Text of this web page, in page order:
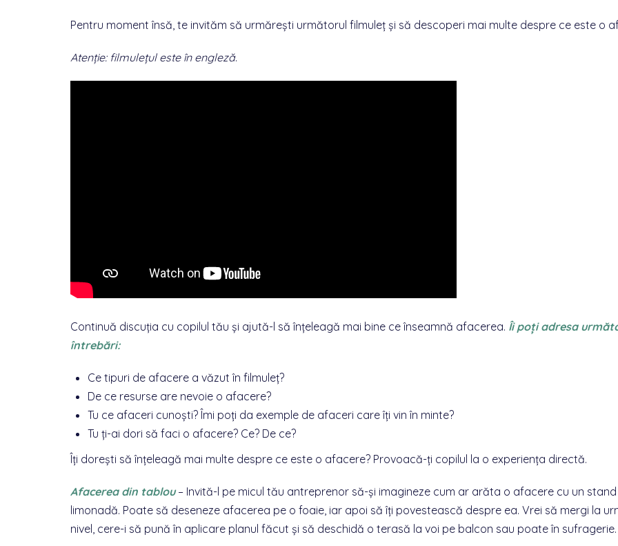
Pentru moment însă, te invităm să urmărești următorul filmuleț și să descoperi mai multe despre ce este o
Atenție: filmulețul este în engleză.
Continuă discuția cu copilul tău și ajută-l să înțeleagă mai bine ce înseamnă afacerea. Îi poți adresa
întrebări:
Ce tipuri de afacere a văzut în filmuleț?
De ce resurse are nevoie o afacere?
Tu ce afaceri cunoști? Îmi poți da exemple de afaceri care îți vin în minte?
Tu ți-ai dori să faci o afacere? Ce? De ce?
Îți dorești să înțeleagă mai multe despre ce este o afacere? Provoacă-ți copilul la o experiența directă.
Afacerea din tablou– Invită-l pe micul tău antreprenor să-și imagineze cum ar arăta o afacere cu un
limonadă. Poate să deseneze afacerea pe o foaie, iar apoi să îți povestească despre ea. Vrei să mergi la
nivel, cere-i să pună în aplicare planul făcut și să deschidă o terasă la voi pe balcon sau poate în sufragerie.